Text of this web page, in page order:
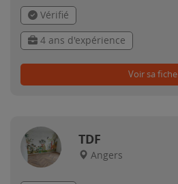
Vérifié
4 ans d'expérience
Voir sa fiche
TDF
Angers